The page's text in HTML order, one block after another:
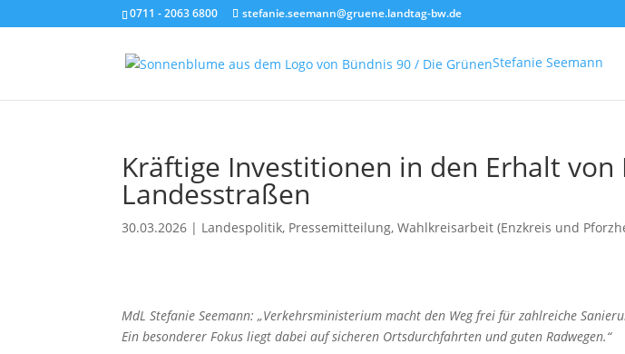
0711 - 2063 6800 stefanie.seemann@gruene.landtag-bw.de
Stefanie Seemann
Kräftige Investitionen in den Erhalt von
Landesstraßen
30.03.2026 | Landespolitik, Pressemitteilung,Wahlkreisarbeit (Enzkreis und
MdL Stefanie Seemann: „Verkehrsministerium macht den Weg frei für zahlreiche
Ein besonderer Fokus liegt dabei auf sicheren Ortsdurchfahrten und guten Radwegen.“